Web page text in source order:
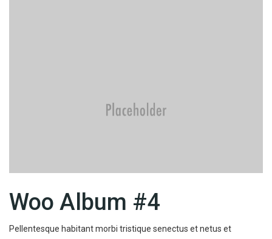
Woo Album #4
Pellentesque habitant morbi tristique senectus et netus et